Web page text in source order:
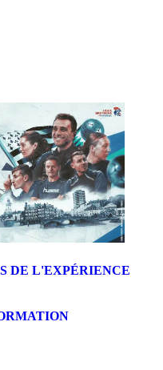
DE L'EXPÉRIENCE